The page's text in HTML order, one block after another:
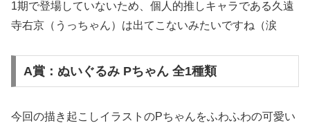
1期で登場していないため、個人的推しキャラである久遠
寺右京（うっちゃん）は出てこないみたいですね（涙
A賞：ぬいぐるみ Pちゃん 全1種類
今回の描き起こしイラストのPちゃんをふわふわの可愛い